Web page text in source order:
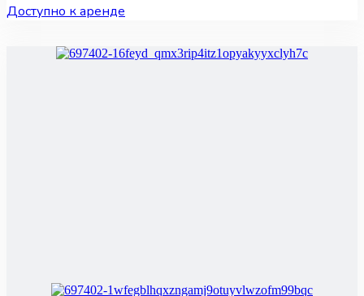
Доступно к аренде